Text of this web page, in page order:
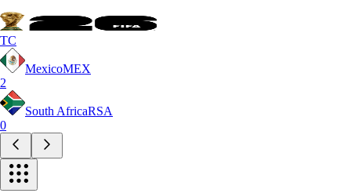
TC
MexicoMEX
2
South AfricaRSA
0